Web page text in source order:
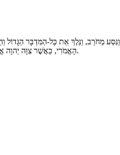
מֵחֹרֵב, וַנֵּלֶךְ אֵת כָּל-הַמִּדְבָּר הַגָּדוֹל
הָאֱמֹרִי, כַּאֲשֶׁר צִוָּה יְהוָה אֱלֹהֵינוּ, אֹתָנוּ; וַנָּבֹא, עַד קָדֵשׁ בַּרְנֵעַ.